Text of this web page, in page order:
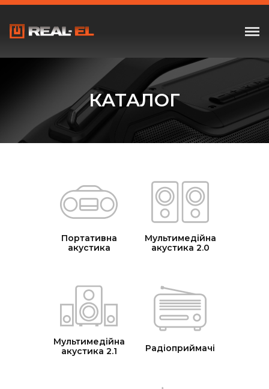
КАТАЛОГ
Портативна
акустика
Мультимедійна
акустика 2.0
Мультимедійна
акустика 2.1
Радіоприймачі